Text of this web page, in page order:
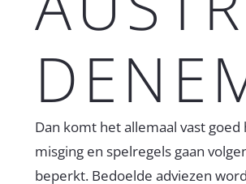
Dan komt het allemaal vast
misging en spelregels gaan
beperkt. Bedoelde adviezen